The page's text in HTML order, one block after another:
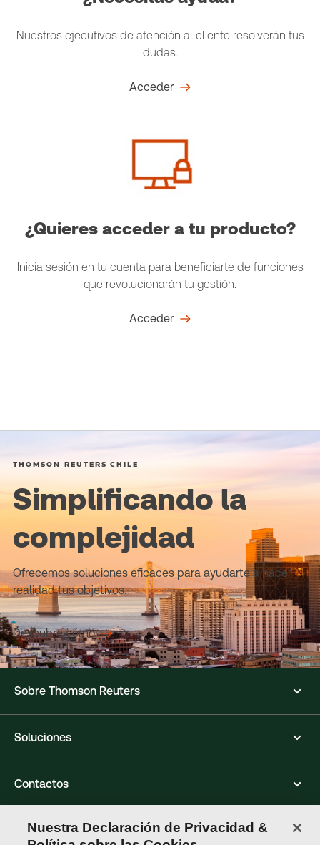
Nuestros ejecutivos de atención al cliente resolverán tus
dudas.
Acceder
¿Quieres acceder a tu producto?
Inicia sesión en tu cuenta para beneficiarte de funciones
que revolucionarán tu gestión.
Acceder
THOMSON REUTERS CHILE
Simplificando la
complejidad
Ofrecemos soluciones eficaces para ayudarte a hacer
realidad tus objetivos.
Descubre cómo
Sobre Thomson Reuters
Soluciones
Contactos
Conéctate con nosotros
Nuestra Declaración de Privacidad &